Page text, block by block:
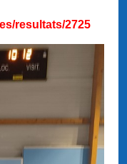
resultats/2725